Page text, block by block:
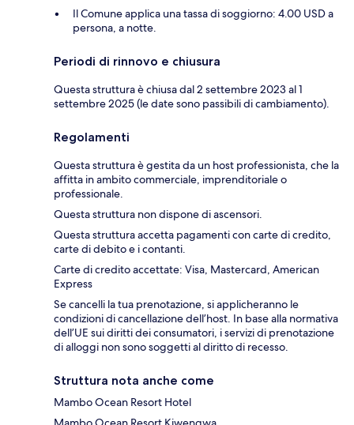
Il Comune applica una tassa di soggiorno: 4.00 USD a
persona, a notte.
Periodi di rinnovo e chiusura
Questa struttura è chiusa dal 2 settembre 2023 al 1
settembre 2025 (le date sono passibili di cambiamento).
Regolamenti
Questa struttura è gestita da un host professionista, che la
affitta in ambito commerciale, imprenditoriale o
professionale.
Questa struttura non dispone di ascensori.
Questa struttura accetta pagamenti con carte di credito,
carte di debito e i contanti.
Carte di credito accettate: Visa, Mastercard, American
Express
Se cancelli la tua prenotazione, si applicheranno le
condizioni di cancellazione dell’host. In base alla normativa
dell’UE sui diritti dei consumatori, i servizi di prenotazione
di alloggi non sono soggetti al diritto di recesso.
Struttura nota anche come
Mambo Ocean Resort Hotel